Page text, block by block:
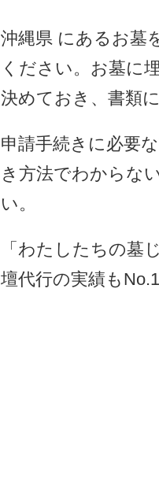
沖縄県 にあるお墓
ください。お墓に
決めておき、書類
申請手続きに必要
き方法でわからな
い。
「わたしたちの墓
壇代行の実績も